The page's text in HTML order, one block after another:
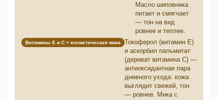
Масло шиповника
питает и смягчает
— тон на вид
ровнее и теплее.
Витамины E и C + косметическая мика
Токоферол (витамин E)
и аскорбил пальмитат
(дериват витамина C) —
антиоксидантная пара
дневного ухода: кожа
выглядит свежей, тон
— ровнее. Мика с